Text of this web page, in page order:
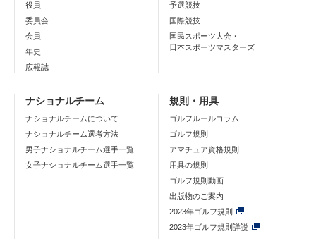
役員
委員会
会員
年史
広報誌
予選競技
国際競技
国民スポーツ大会・
日本スポーツマスターズ
ナショナルチーム
ナショナルチームについて
ナショナルチーム選考方法
男子ナショナルチーム選手一覧
女子ナショナルチーム選手一覧
規則・用具
ゴルフルールコラム
ゴルフ規則
アマチュア資格規則
用具の規則
ゴルフ規則動画
出版物のご案内
2023年ゴルフ規則
2023年ゴルフ規則詳説